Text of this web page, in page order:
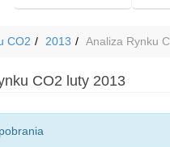
CO2 2013 Analiza Rynku
CO2 luty 2013